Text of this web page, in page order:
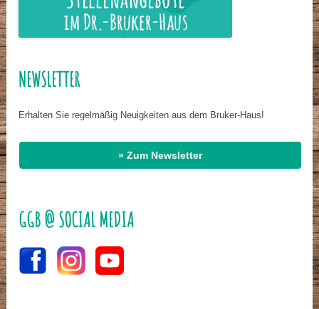
NEWSLETTER
Erhalten Sie regelmäßig Neuigkeiten aus dem Bruker-Haus!
» Zum Newsletter
GGB @ SOCIAL MEDIA